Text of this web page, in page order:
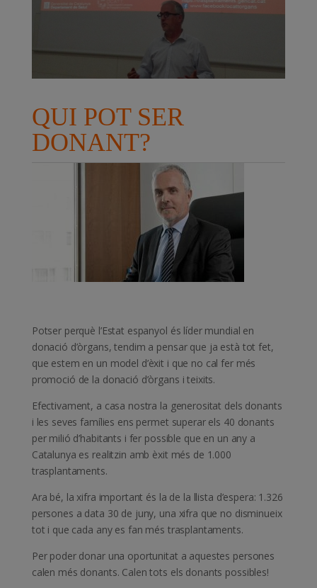
QUI POT SER
DONANT?
Potser perquè l’Estat espanyol és líder mundial en
donació d’òrgans, tendim a pensar que ja està tot fet,
que estem en un model d’èxit i que no cal fer més
promoció de la donació d’òrgans i teixits.
Efectivament, a casa nostra la generositat dels donants
i les seves famílies ens permet superar els 40 donants
per milió d’habitants i fer possible que en un any a
Catalunya es realitzin amb èxit més de 1.000
trasplantaments.
Ara bé, la xifra important és la de la llista d’espera: 1.326
persones a data 30 de juny, una xifra que no disminueix
tot i que cada any es fan més trasplantaments.
Per poder donar una oportunitat a aquestes persones
calen més donants. Calen tots els donants possibles!